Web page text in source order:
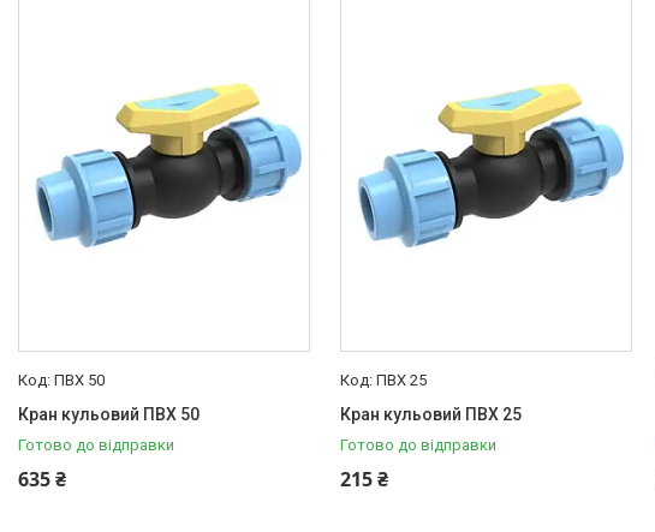
ПВХ 50
Кран кульовий ПВХ 50
Готово до відправки
635 ₴
ПВХ 25
Кран кульовий ПВХ 25
Готово до відправки
215 ₴